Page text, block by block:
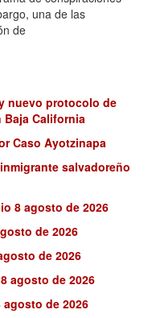
una de las
de
nuevo protocolo de
California
Caso Ayotzinapa
salvadoreño
8 agosto de 2026
de 2026
de 2026
agosto de 2026
de 2026